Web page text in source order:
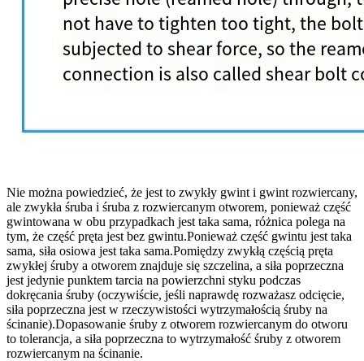
Nie można powiedzieć, że jest to zwykły gwint i gwint rozwiercany,
ale zwykła śruba i śruba z rozwiercanym otworem, ponieważ część
gwintowana w obu przypadkach jest taka sama, różnica polega na
tym, że część pręta jest bez gwintu.Ponieważ część gwintu jest taka
sama, siła osiowa jest taka sama.Pomiędzy zwykłą częścią pręta
zwykłej śruby a otworem znajduje się szczelina, a siła poprzeczna
jest jedynie punktem tarcia na powierzchni styku podczas
dokręcania śruby (oczywiście, jeśli naprawdę rozważasz odcięcie,
siła poprzeczna jest w rzeczywistości wytrzymałością śruby na
ścinanie).Dopasowanie śruby z otworem rozwiercanym do otworu
to tolerancja, a siła poprzeczna to wytrzymałość śruby z otworem
rozwiercanym na ścinanie.